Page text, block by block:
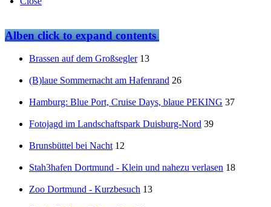
Albenclick to expand contents
Brassen auf dem Großsegler 13
(B)laue Sommernacht am Hafenrand 26
Hamburg: Blue Port, Cruise Days, blaue PEKING 37
Fotojagd im Landschaftspark Duisburg-Nord 39
Brunsbüttel bei Nacht 12
Stah3hafen Dortmund - Klein und nahezu verlasen 18
Zoo Dortmund - Kurzbesuch 13